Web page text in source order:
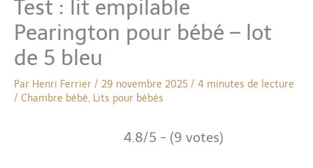
Test : lit empilable
Pearington pour bébé – lot
de 5 bleu
Par Henri Ferrier / 29 novembre 2025 / 4 minutes de lecture
/ Chambre bébé, Lits pour bébés
4.8/5 - (9 votes)